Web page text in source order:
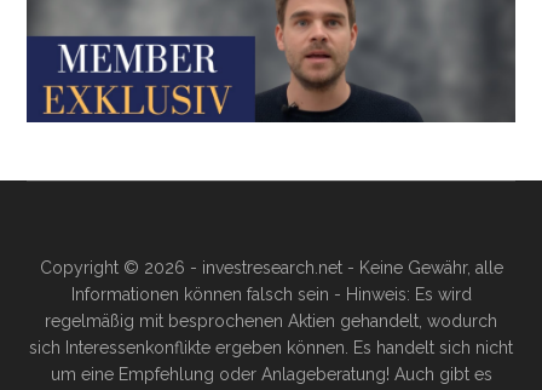
Copyright © 2026 - investresearch.net - Keine Gewähr, alle
Informationen können falsch sein - Hinweis: Es wird
regelmäßig mit besprochenen Aktien gehandelt, wodurch
sich Interessenkonflikte ergeben können. Es handelt sich nicht
um eine Empfehlung oder Anlageberatung! Auch gibt es